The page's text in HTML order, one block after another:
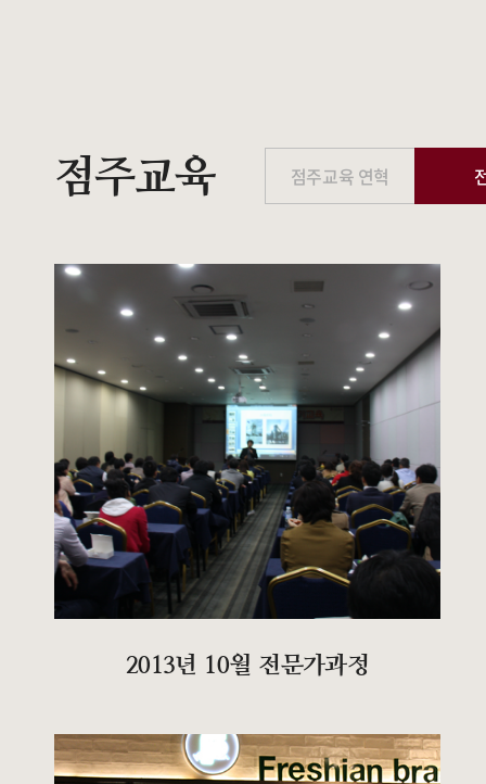
점주교육 점주교육 연혁
2013년 10월 전문가과정